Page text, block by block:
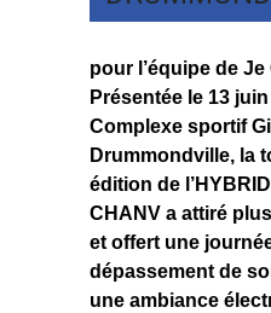
pour l’équipe de Je
Présentée le 13
Complexe sportif
Drummondville, la
édition de
CHANV a attiré
et offert une
dépassement de
une ambiance